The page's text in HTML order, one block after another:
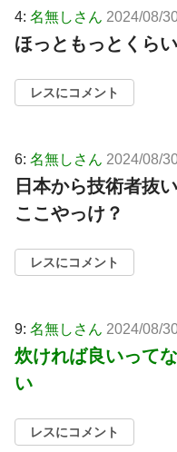
4: 名無しさん 2024/08/
ほっともっとくら
レスにコメント
6: 名無しさん 2024/08/
日本から技術者抜
ここやっけ？
レスにコメント
9: 名無しさん 2024/08/
炊ければ良いって
い
レスにコメント